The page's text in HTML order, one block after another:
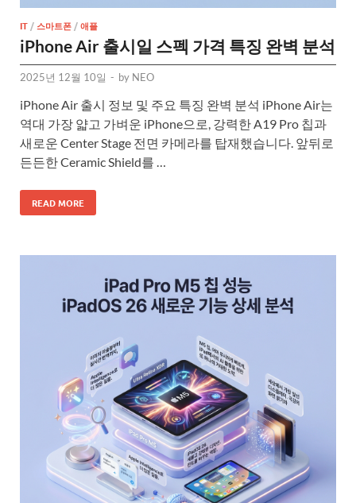
IT / 스마트폰 /애플
iPhone Air 출시일 스펙 가격 특징 완벽 분석
2025년 12월 10일 - by NEO
iPhone Air 출시 정보 및 주요 특징 완벽 분석 iPhone Air는
역대 가장 얇고 가벼운 iPhone으로, 강력한 A19 Pro 칩과
새로운 Center Stage 전면 카메라를 탑재했습니다. 앞뒤로
든든한 Ceramic Shield를 …
READ MORE